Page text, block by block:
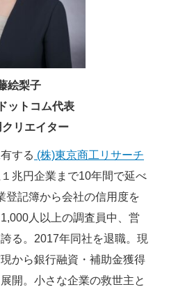
絵梨子
ットコム代表
リエイター
する (株)東京商工リサーチ
兆円企業まで10年間で延べ
登記簿から会社の信用度を
人以上の調査員中、営
る。2017年同社を退職。現
から銀行融資・補助金獲得
開。小さな企業の救世主と